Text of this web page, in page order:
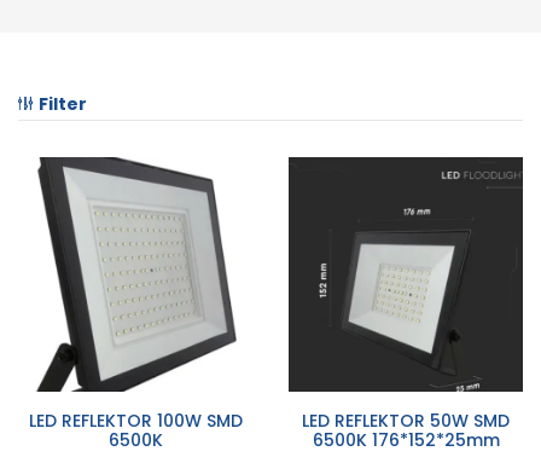
Filter
LED REFLEKTOR 100W SMD
6500K
LED REFLEKTOR 50W SMD
6500K 176*152*25mm